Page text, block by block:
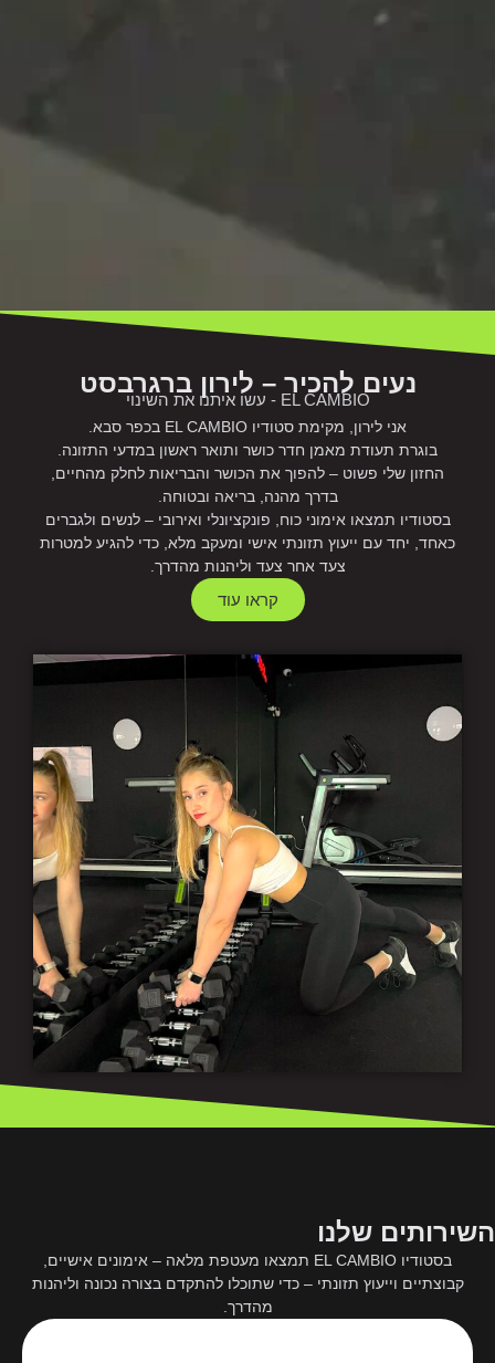
נעים להכיר – לירון ברגרבסט
EL CAMBIO - עשו איתנו את השינוי
אני לירון, מקימת סטודיו EL CAMBIO בכפר סבא.
בוגרת תעודת מאמן חדר כושר ותואר ראשון במדעי התזונה.
החזון שלי פשוט – להפוך את הכושר והבריאות לחלק מהחיים,
בדרך מהנה, בריאה ובטוחה.
בסטודיו תמצאו אימוני כוח, פונקציונלי ואירובי – לנשים ולגברים
כאחד, יחד עם ייעוץ תזונתי אישי ומעקב מלא, כדי להגיע למטרות
צעד אחר צעד וליהנות מהדרך.
קראו עוד
השירותים שלנו
בסטודיו EL CAMBIO תמצאו מעטפת מלאה – אימונים אישיים,
קבוצתיים וייעוץ תזונתי – כדי שתוכלו להתקדם בצורה נכונה וליהנות
מהדרך.